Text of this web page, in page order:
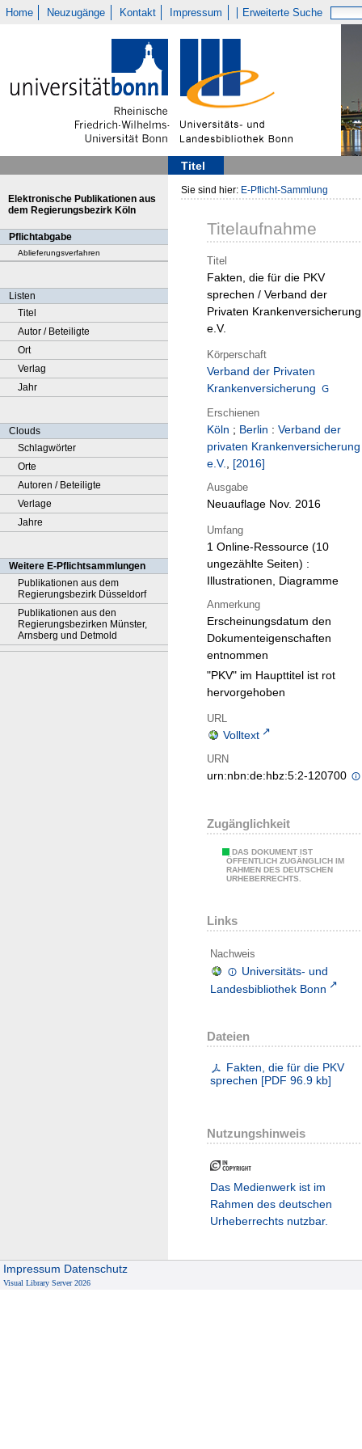
Home Neuzugänge Kontakt Impressum Erweiterte Suche
Titel
Elektronische Publikationen aus
dem Regierungsbezirk Köln
Pflichtabgabe
Ablieferungsverfahren
Listen
Titel
Autor / Beteiligte
Ort
Verlag
Jahr
Clouds
Schlagwörter
Orte
Autoren / Beteiligte
Verlage
Jahre
Weitere E-Pflichtsammlungen
Publikationen aus dem
Regierungsbezirk Düsseldorf
Publikationen aus den
Regierungsbezirken Münster,
Arnsberg und Detmold
Sie sind hier: E-Pflicht-Sammlung
Titelaufnahme
Titel
Fakten, die für die PKV
sprechen / Verband der
Privaten Krankenversicherung
e.V.
Körperschaft
Verband der Privaten
Krankenversicherung
Erschienen
Köln ; Berlin : Verband der
privaten Krankenversicherung
e.V., [2016]
Ausgabe
Neuauflage Nov. 2016
Umfang
1 Online-Ressource (10
ungezählte Seiten) :
Illustrationen, Diagramme
Anmerkung
Erscheinungsdatum den
Dokumenteigenschaften
entnommen
"PKV" im Haupttitel ist rot
hervorgehoben
URL
Volltext
URN
urn:nbn:de:hbz:5:2-120700
Zugänglichkeit
DAS DOKUMENT IST
ÖFFENTLICH ZUGÄNGLICH IM
RAHMEN DES DEUTSCHEN
URHEBERRECHTS.
Links
Nachweis
Universitäts- und
Landesbibliothek Bonn
Dateien
Fakten, die für die PKV
sprechen [PDF 96.9 kb]
Nutzungshinweis
Das Medienwerk ist im
Rahmen des deutschen
Urheberrechts nutzbar.
Impressum Datenschutz
Visual Library Server 2026